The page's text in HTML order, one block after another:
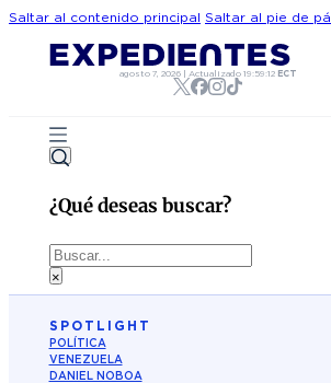
Saltar al contenido principal Saltar al pie de
agosto 7, 2026 |Actualizado19:59:12 ECT
¿Qué deseas buscar?
Buscar
×
SPOTLIGHT
POLÍTICA
VENEZUELA
DANIEL NOBOA